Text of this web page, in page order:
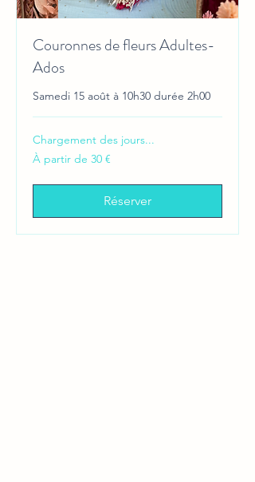
Couronnes de fleurs Adultes-
Ados
Samedi 15 août à 10h30 durée 2h00
Chargement des jours...
À
partir
À partir de 30 €
Réserver